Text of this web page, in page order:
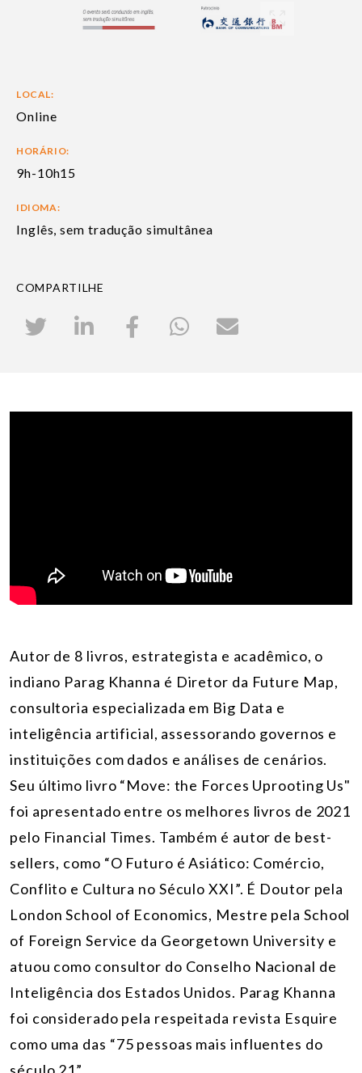
LOCAL:
Online
HORÁRIO:
9h-10h15
IDIOMA:
Inglês, sem tradução simultânea
COMPARTILHE
Autor de 8 livros, estrategista e acadêmico, o
indiano Parag Khanna é Diretor da Future Map,
consultoria especializada em Big Data e
inteligência artificial, assessorando governos e
instituições com dados e análises de cenários.
Seu último livro “Move: the Forces Uprooting Us"
foi apresentado entre os melhores livros de 2021
pelo Financial Times. Também é autor de best-
sellers, como “O Futuro é Asiático: Comércio,
Conflito e Cultura no Século XXI”. É Doutor pela
London School of Economics, Mestre pela School
of Foreign Service da Georgetown University e
atuou como consultor do Conselho Nacional de
Inteligência dos Estados Unidos. Parag Khanna
foi considerado pela respeitada revista Esquire
como uma das “75 pessoas mais influentes do